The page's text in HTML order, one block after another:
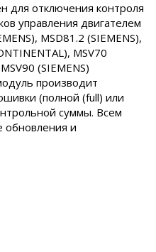
для отключения контроля
управления двигателем
MSD81.2 (SIEMENS),
MSV70
(SIEMENS)
производит
(полной (full) или
суммы. Всем
обновления и